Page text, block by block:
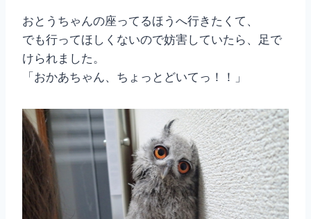
おとうちゃんの座ってるほうへ行きたくて、
でも行ってほしくないので妨害していたら、足で
けられました。
「おかあちゃん、ちょっとどいてっ！！」